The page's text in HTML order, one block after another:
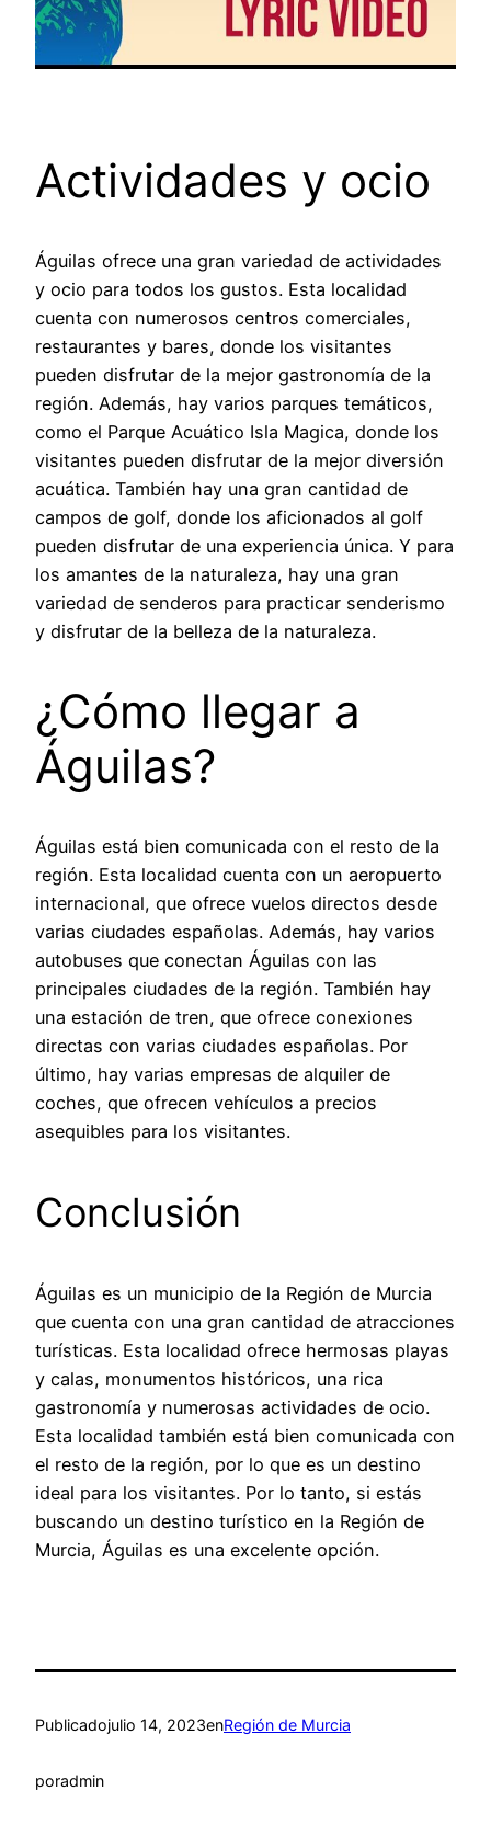
Actividades y ocio
Águilas ofrece una gran variedad de actividades
y ocio para todos los gustos. Esta localidad
cuenta con numerosos centros comerciales,
restaurantes y bares, donde los visitantes
pueden disfrutar de la mejor gastronomía de la
región. Además, hay varios parques temáticos,
como el Parque Acuático Isla Magica, donde los
visitantes pueden disfrutar de la mejor diversión
acuática. También hay una gran cantidad de
campos de golf, donde los aficionados al golf
pueden disfrutar de una experiencia única. Y para
los amantes de la naturaleza, hay una gran
variedad de senderos para practicar senderismo
y disfrutar de la belleza de la naturaleza.
¿Cómo llegar a
Águilas?
Águilas está bien comunicada con el resto de la
región. Esta localidad cuenta con un aeropuerto
internacional, que ofrece vuelos directos desde
varias ciudades españolas. Además, hay varios
autobuses que conectan Águilas con las
principales ciudades de la región. También hay
una estación de tren, que ofrece conexiones
directas con varias ciudades españolas. Por
último, hay varias empresas de alquiler de
coches, que ofrecen vehículos a precios
asequibles para los visitantes.
Conclusión
Águilas es un municipio de la Región de Murcia
que cuenta con una gran cantidad de atracciones
turísticas. Esta localidad ofrece hermosas playas
y calas, monumentos históricos, una rica
gastronomía y numerosas actividades de ocio.
Esta localidad también está bien comunicada con
el resto de la región, por lo que es un destino
ideal para los visitantes. Por lo tanto, si estás
buscando un destino turístico en la Región de
Murcia, Águilas es una excelente opción.
Publicadojulio 14, 2023enRegión de Murcia
poradmin